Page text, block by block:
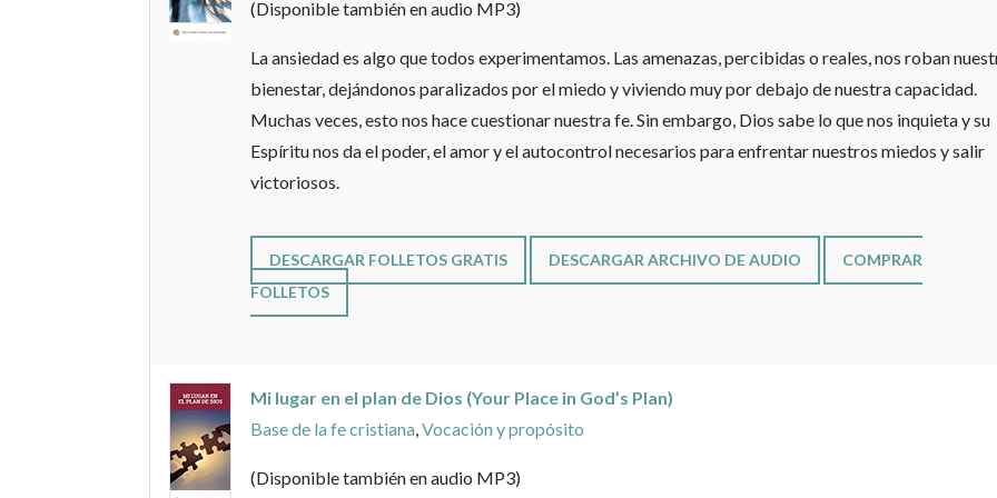
(Disponible también en audio MP3)
La ansiedad es algo que todos experimentamos. Las amenazas, percibidas o reales, nos roban
bienestar, dejándonos paralizados por el miedo y viviendo muy por debajo de nuestra capacidad.
Muchas veces, esto nos hace cuestionar nuestra fe. Sin embargo, Dios sabe lo que nos inquieta y su
Espíritu nos da el poder, el amor y el autocontrol necesarios para enfrentar nuestros miedos y salir
victoriosos.
DESCARGAR FOLLETOS GRATIS DESCARGAR ARCHIVO DE AUDIO
COMPRAR
FOLLETOS
Mi lugar en el plan de Dios (Your Place in God’s Plan)
Base de la fe cristiana ,Vocación y propósito
(Disponible también en audio MP3)